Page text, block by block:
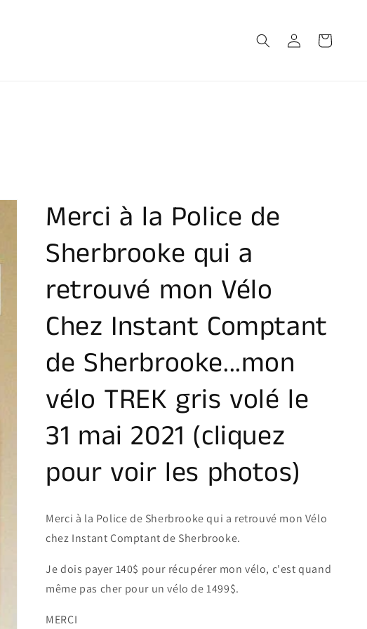
Connexion Panier
Merci à la Police de
Sherbrooke qui a
retrouvé mon Vélo
Chez Instant Comptant
de Sherbrooke...mon
vélo TREK gris volé le
31 mai 2021 (cliquez
pour voir les photos)
Merci à la Police de Sherbrooke qui a retrouvé mon Vélo
chez Instant Comptant de Sherbrooke.
Je dois payer 140$ pour récupérer mon vélo, c'est quand
même pas cher pour un vélo de 1499$.
MERCI